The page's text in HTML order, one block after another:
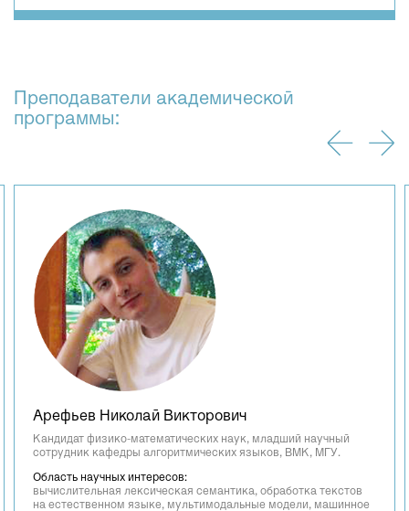
Преподаватели академической
программы:
Арефьев Николай Викторович
Кандидат физико-математических наук, младший научный
сотрудник кафедры алгоритмических языков, ВМК, МГУ.
Область научных интересов:
вычислительная лексическая семантика, обработка текстов
на естественном языке, мультимодальные модели, машинное